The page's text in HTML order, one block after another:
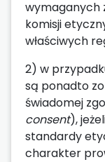
wymaganych
komisji
właściwych
2) w
są ponadto
świadomej
consent),
standardy
charakter